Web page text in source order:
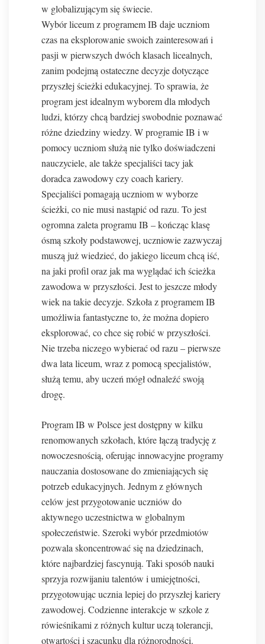
w globalizującym się świecie.
Wybór liceum z programem IB daje uczniom
czas na eksplorowanie swoich zainteresowań i
pasji w pierwszych dwóch klasach licealnych,
zanim podejmą ostateczne decyzje dotyczące
przyszłej ścieżki edukacyjnej. To sprawia, że
program jest idealnym wyborem dla młodych
ludzi, którzy chcą bardziej swobodnie poznawać
różne dziedziny wiedzy. W programie IB i w
pomocy uczniom służą nie tylko doświadczeni
nauczyciele, ale także specjaliści tacy jak
doradca zawodowy czy coach kariery.
Specjaliści pomagają uczniom w wyborze
ścieżki, co nie musi nastąpić od razu. To jest
ogromna zaleta programu IB – kończąc klasę
ósmą szkoły podstawowej, uczniowie zazwyczaj
muszą już wiedzieć, do jakiego liceum chcą iść,
na jaki profil oraz jak ma wyglądać ich ścieżka
zawodowa w przyszłości. Jest to jeszcze młody
wiek na takie decyzje. Szkoła z programem IB
umożliwia fantastyczne to, że można dopiero
eksplorować, co chce się robić w przyszłości.
Nie trzeba niczego wybierać od razu – pierwsze
dwa lata liceum, wraz z pomocą specjalistów,
służą temu, aby uczeń mógł odnaleźć swoją
drogę.
Program IB w Polsce jest dostępny w kilku
renomowanych szkołach, które łączą tradycję z
nowoczesnością, oferując innowacyjne programy
nauczania dostosowane do zmieniających się
potrzeb edukacyjnych. Jednym z głównych
celów jest przygotowanie uczniów do
aktywnego uczestnictwa w globalnym
społeczeństwie. Szeroki wybór przedmiotów
pozwala skoncentrować się na dziedzinach,
które najbardziej fascynują. Taki sposób nauki
sprzyja rozwijaniu talentów i umiejętności,
przygotowując ucznia lepiej do przyszłej kariery
zawodowej. Codzienne interakcje w szkole z
rówieśnikami z różnych kultur uczą tolerancji,
otwartości i szacunku dla różnorodności.